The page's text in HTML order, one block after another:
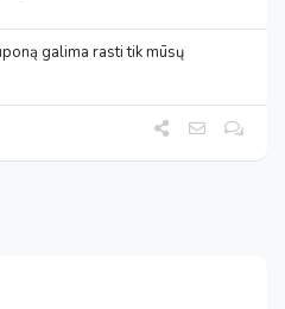
galima rasti tik mūsų